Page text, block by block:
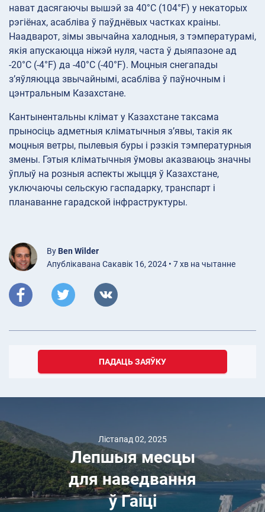
нават дасягаючы вышэй за 40°C (104°F) у некаторых
рэгіёнах, асабліва ў паўднёвых частках краіны.
Наадварот, зімы звычайна халодныя, з тэмпературамі,
якія апускаюцца ніжэй нуля, часта ў дыяпазоне ад
-20°C (-4°F) да -40°C (-40°F). Моцныя снегапады
з’яўляюцца звычайнымі, асабліва ў паўночным і
цэнтральным Казахстане.
Кантынентальны клімат у Казахстане таксама
прыносіць адметныя кліматычныя з’явы, такія як
моцныя ветры, пылевыя буры і рэзкія тэмпературныя
змены. Гэтыя кліматычныя ўмовы аказваюць значны
ўплыў на розныя аспекты жыцця ў Казахстане,
уключаючы сельскую гаспадарку, транспарт і
планаванне гарадской інфраструктуры.
By Ben Wilder
Апублікавана Сакавік 16, 2024 • 7 хв на чытанне
ПАДАЦЬ ЗАЯЎКУ
Лістапад 02, 2025
Лепшыя месцы
для наведвання
ў Гаіці